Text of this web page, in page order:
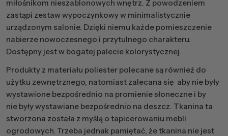
miłośnikom nieszablonowych wnętrz. Z powodzeniem
zastąpi zestaw wypoczynkowy w minimalistycznie
urządzonym salonie. Dzięki niemu każde pomieszczenie
nabierze nowoczesnego i przytulnego charakteru.
Dostępny jest w bogatej palecie kolorystycznej.
Produkty z materiału poliester polecane są również do
użytku zewnętrznego, natomiast zalecana się aby nie były
wystawione bezpośrednio na promienie słoneczne i by
nie były wystawiane bezpośrednio na deszcz. Tkanina ta
stworzona została z myślą o tapicerowaniu mebli
ogrodowych. Trzeba jednak pamiętać, że tkanina nie jest